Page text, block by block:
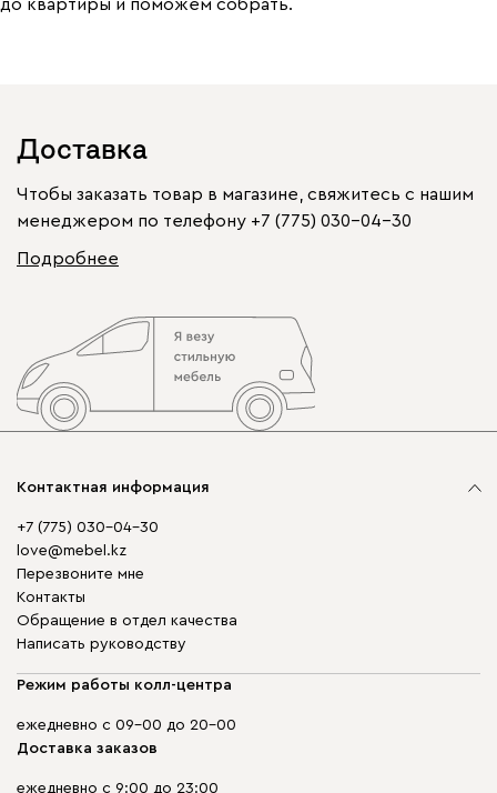
до квартиры и поможем собрать.
Доставка
Чтобы заказать товар в магазине, свяжитесь с нашим
менеджером по телефону +7 (775) 030-04-30
Подробнее
Контактная информация
+7 (775) 030-04-30
love@mebel.kz
Перезвоните мне
Контакты
Обращение в отдел качества
Написать руководству
Режим работы колл-центра
ежедневно с 09-00 до 20-00
Доставка заказов
ежедневно с 9:00 до 23:00